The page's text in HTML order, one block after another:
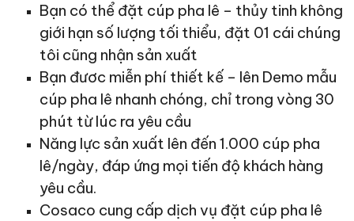
Bạn có thể đặt cúp pha lê – thủy tinh không
giới hạn số lượng tối thiểu, đặt 01 cái chúng
tôi cũng nhận sản xuất
Bạn đươc miễn phí thiết kế – lên Demo mẫu
cúp pha lê nhanh chóng, chỉ trong vòng 30
phút từ lúc ra yêu cầu
Năng lực sản xuất lên đến 1.000 cúp pha
lê/ngày, đáp ứng mọi tiến độ khách hàng
yêu cầu.
Cosaco cung cấp dịch vụ đặt cúp pha lê